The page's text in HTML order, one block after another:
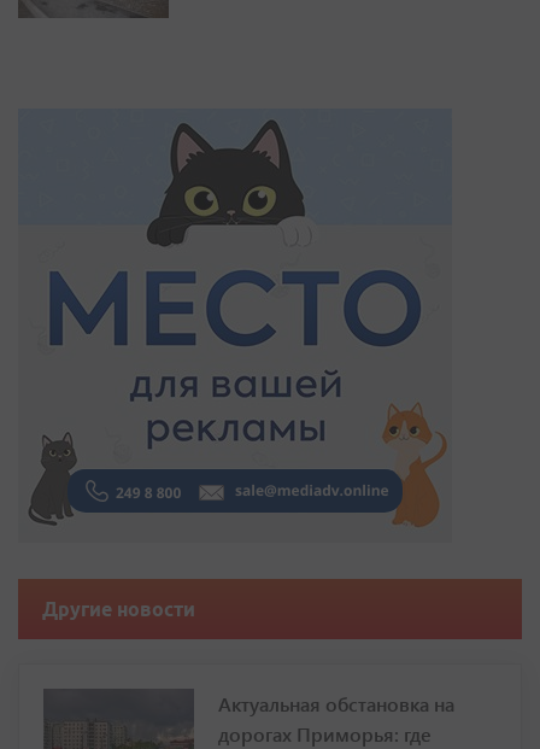
Другие новости
Актуальная обстановка на
дорогах Приморья: где